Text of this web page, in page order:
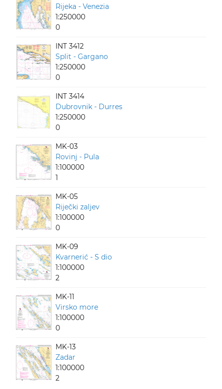
Rijeka - Venezia
1:250000
0
INT 3412
Split - Gargano
1:250000
0
INT 3414
Dubrovnik - Durres
1:250000
0
MK-03
Rovinj - Pula
1:100000
1
MK-05
Riječki zaljev
1:100000
0
MK-09
Kvarnerić - S dio
1:100000
2
MK-11
Virsko more
1:100000
0
MK-13
Zadar
1:100000
2